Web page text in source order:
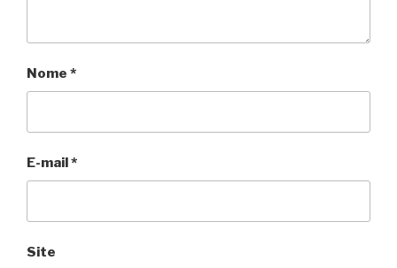
Nome *
E-mail*
Site